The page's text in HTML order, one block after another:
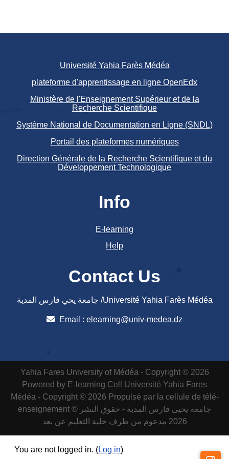
Université Yahia Farès Médéa
plateforme d'apprentissage en ligne OpenEdx
Ministère de l'Enseignement Supérieur et de la
Recherche Scientifique
Système National de Documentation en Ligne (SNDL)
Portail des plateformes numériques
Direction Générale de la Recherche Scientifique et du
Développement Technologique
Info
E-learning
Help
Contact Us
جامعة يحي فارس المدية /Université Yahia Farès Médéa
Email : elearning@univ-medea.dz
Yahia Fares University of Médéa - Copyright © 2026
Powered by E-learning Cell
Université Yahia Fares
Médéa - Copyright © 2026 Propulsé par la cellule de télé-
enseignement جامعة يحيى فارس المدية - حقوق النشر ©
2026 مدعوم من طرف خلية التعليم عن بعد
You are not logged in. (Log in)